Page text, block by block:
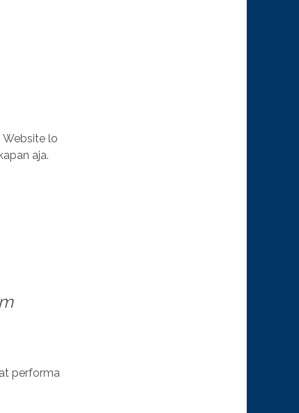
. Website lo
aja.
performa